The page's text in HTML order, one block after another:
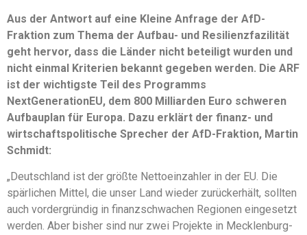
Aus der Antwort auf eine Kleine Anfrage der AfD-
Fraktion zum Thema der Aufbau- und Resilienzfazilität
geht hervor, dass die Länder nicht beteiligt wurden und
nicht einmal Kriterien bekannt gegeben werden. Die ARF
ist der wichtigste Teil des Programms
NextGenerationEU, dem 800 Milliarden Euro schweren
Aufbauplan für Europa. Dazu erklärt der finanz- und
wirtschaftspolitische Sprecher der AfD-Fraktion, Martin
Schmidt:
„Deutschland ist der größte Nettoeinzahler in der EU. Die
spärlichen Mittel, die unser Land wieder zurückerhält, sollten
auch vordergründig in finanzschwachen Regionen eingesetzt
werden. Aber bisher sind nur zwei Projekte in Mecklenburg-